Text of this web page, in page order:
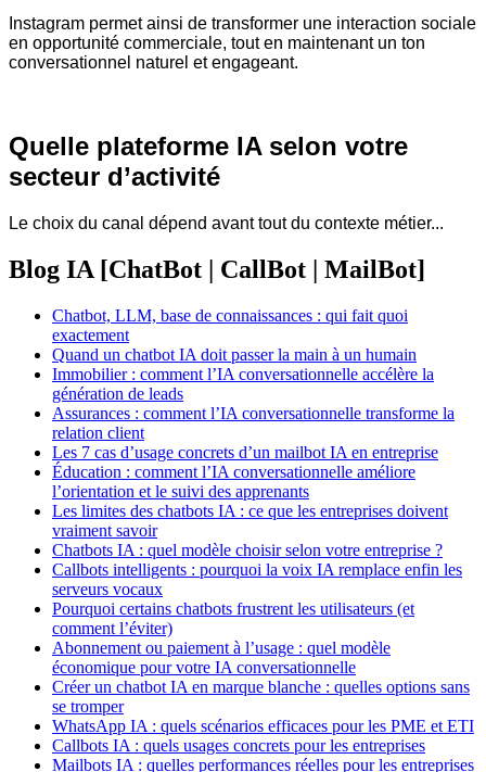
Instagram permet ainsi de transformer une interaction sociale
en opportunité commerciale, tout en maintenant un ton
conversationnel naturel et engageant.
Quelle plateforme IA selon votre
secteur d’activité
Le choix du canal dépend avant tout du contexte métier...
Blog IA [ChatBot | CallBot | MailBot]
Chatbot, LLM, base de connaissances : qui fait quoi
exactement
Quand un chatbot IA doit passer la main à un humain
Immobilier : comment l’IA conversationnelle accélère la
génération de leads
Assurances : comment l’IA conversationnelle transforme la
relation client
Les 7 cas d’usage concrets d’un mailbot IA en entreprise
Éducation : comment l’IA conversationnelle améliore
l’orientation et le suivi des apprenants
Les limites des chatbots IA : ce que les entreprises doivent
vraiment savoir
Chatbots IA : quel modèle choisir selon votre entreprise ?
Callbots intelligents : pourquoi la voix IA remplace enfin les
serveurs vocaux
Pourquoi certains chatbots frustrent les utilisateurs (et
comment l’éviter)
Abonnement ou paiement à l’usage : quel modèle
économique pour votre IA conversationnelle
Créer un chatbot IA en marque blanche : quelles options sans
se tromper
WhatsApp IA : quels scénarios efficaces pour les PME et ETI
Callbots IA : quels usages concrets pour les entreprises
Mailbots IA : quelles performances réelles pour les entreprises